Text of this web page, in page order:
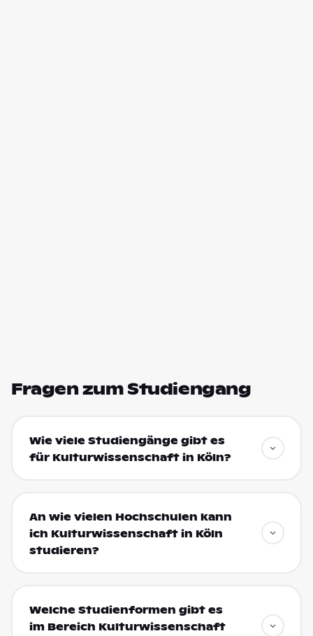
Fragen zum Studiengang
Wie viele Studiengänge gibt es
für Kulturwissenschaft in Köln?
An wie vielen Hochschulen kann
ich Kulturwissenschaft in Köln
studieren?
Welche Studienformen gibt es
im Bereich Kulturwissenschaft